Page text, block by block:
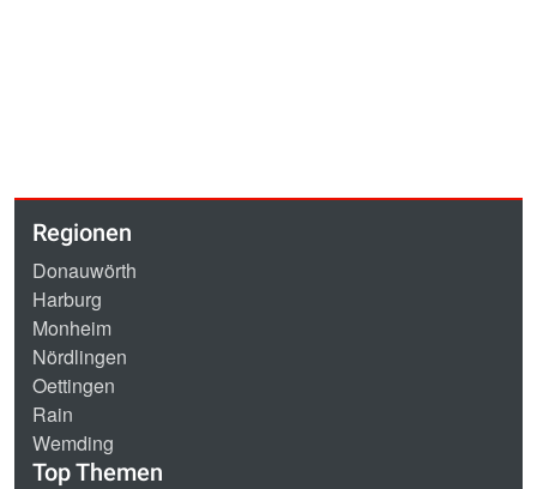
Regionen
Donauwörth
Harburg
Monheim
Nördlingen
Oettingen
Rain
Wemding
Top Themen